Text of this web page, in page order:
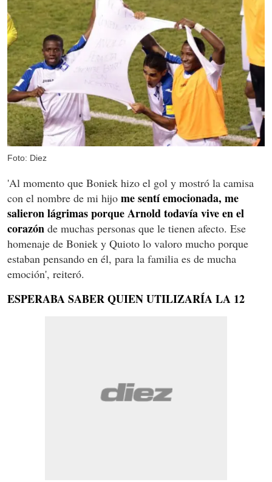
Foto: Diez
'Al momento que Boniek hizo el gol y mostró la camisa
con el nombre de mi hijo me sentí emocionada, me
salieron lágrimas porque Arnold todavía vive en el
corazón de muchas personas que le tienen afecto. Ese
homenaje de Boniek y Quioto lo valoro mucho porque
estaban pensando en él, para la familia es de mucha
emoción', reiteró.
ESPERABA SABER QUIEN UTILIZARÍA LA 12